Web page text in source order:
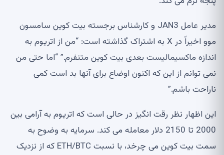
مدیر عامل JAN3 و کارشناس برجسته بیت کوین سامسون
موو اخیراً در X به اشتراک گذاشته است: “من از اتریوم به
اندازه ماکسیمالیست بعدی بیت کوین متنفرم.” “اما حتی من
نمی توانم از این که اکنون اوضاع برای آنها بد است کمی
ناراحت باشم.”
این اظهار نظر رقت انگیز در حالی است که اتریوم به آرامی بین
2000 تا 2150 دلار معامله می کند. سرمایه به وضوح به
سمت بیت کوین می چرخد، با نسبت ETH/BTC که از نزدیک